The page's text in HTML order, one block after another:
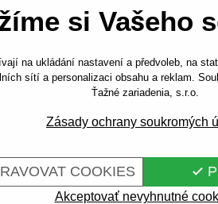
si Vašeho
na ukládání nastavení a předvoleb, na
sítí a personalizaci obsahu a reklam.
Ťažné zariadenia, s.r.o.
Zásady ochrany soukromých
COOKIES 
Akceptovať nevyhnutné
- 01.2008 Tažné zařízení pro
5 -
Kód: M
Tažné
Mazda 5 -